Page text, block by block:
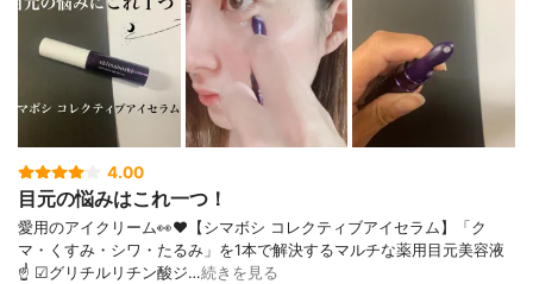
4.00
目元の悩みはこれ一つ！
愛用のアイクリーム👀❤︎【シマボシ コレクティブアイセラム】「ク
マ・くすみ・シワ・たるみ」を1本で解決するマルチな薬用目元美容液
☝️ ☑︎グリチルリチン酸ジ…続きを見る